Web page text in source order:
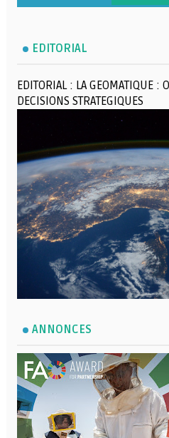
EDITORIAL
EDITORIAL : LA GEOMATIQUE :
DECISIONS STRATEGIQUES
ANNONCES